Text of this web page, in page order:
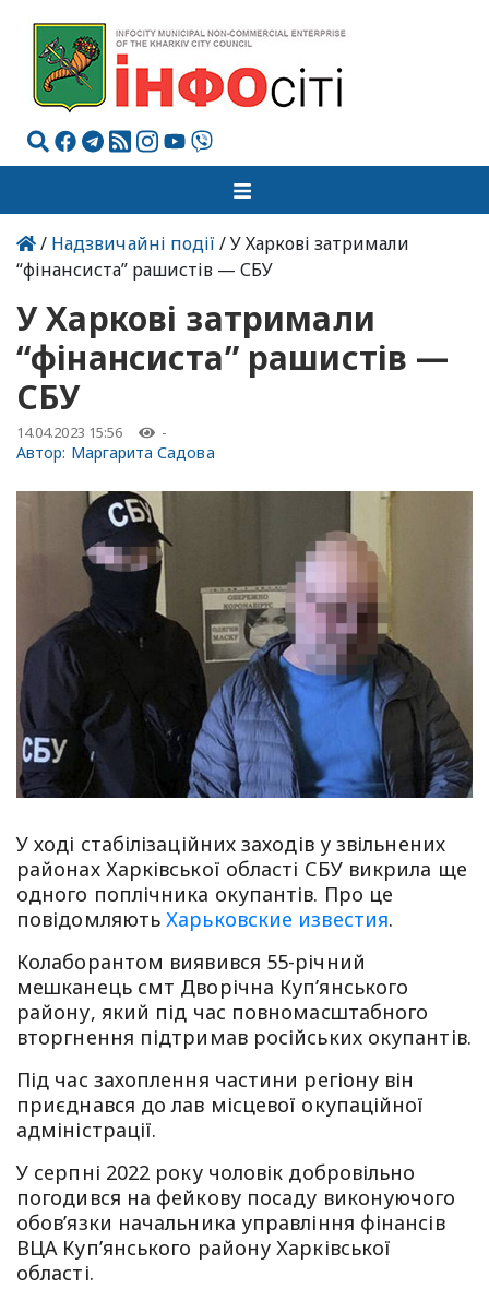
/ Надзвичайні події / У Харкові затримали
“фінансиста” рашистів — СБУ
У Харкові затримали
“фінансиста” рашистів —
СБУ
14.04.2023 15:56 -
Автор: Маргарита Садова
У ході стабілізаційних заходів у звільнених
районах Харківської області СБУ викрила ще
одного поплічника окупантів. Про це
повідомляютьХарьковские известия.
Колаборантом виявився 55-річний
мешканець смт Дворічна Куп’янського
району, який під час повномасштабного
вторгнення підтримав російських окупантів.
Під час захоплення частини регіону він
приєднався до лав місцевої окупаційної
адміністрації.
У серпні 2022 року чоловік добровільно
погодився на фейкову посаду виконуючого
обов’язки начальника управління фінансів
ВЦА Куп’янського району Харківської
області.